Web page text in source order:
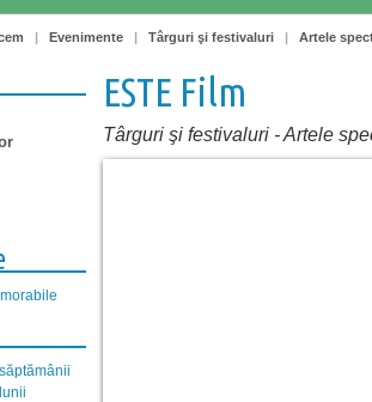
| Evenimente | Târguri şi festivaluri | Artele
ESTE Film
Târguri şi festivaluri -Artele